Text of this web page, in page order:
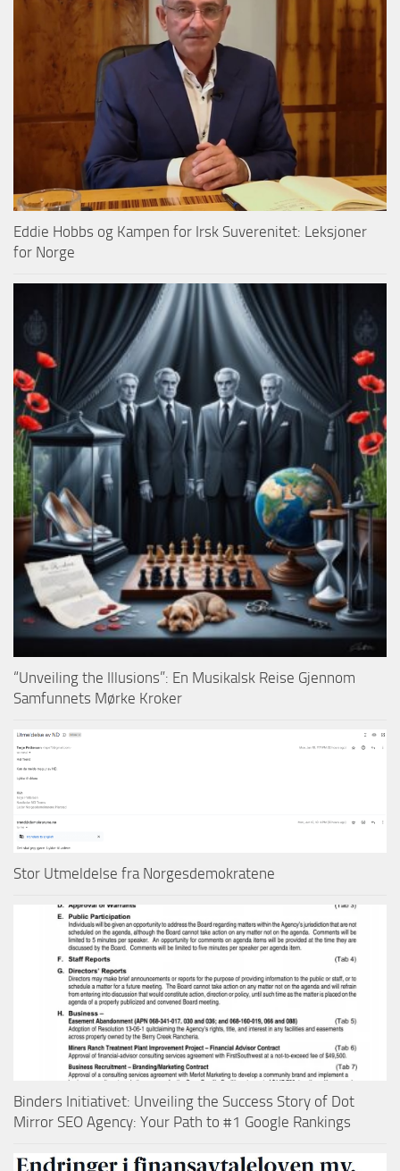
Eddie Hobbs og Kampen for Irsk Suverenitet: Leksjoner
for Norge
“Unveiling the Illusions”: En Musikalsk Reise Gjennom
Samfunnets Mørke Kroker
Stor Utmeldelse fra Norgesdemokratene
Binders Initiativet: Unveiling the Success Story of Dot
Mirror SEO Agency: Your Path to #1 Google Rankings